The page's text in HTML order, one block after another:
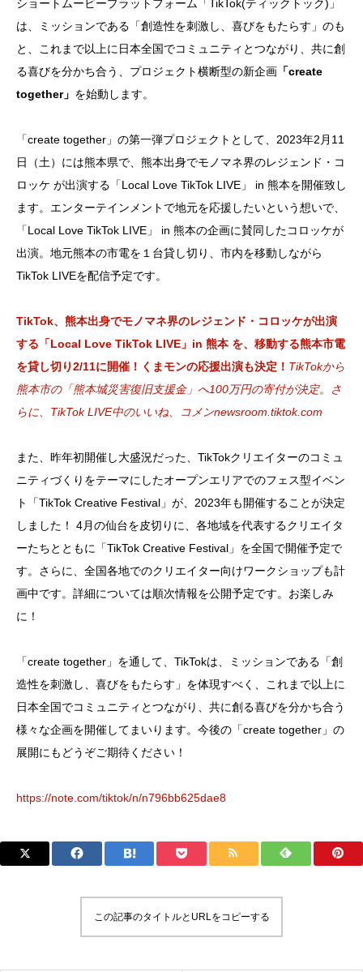
ショートムービープラットフォーム「TikTok(ティックトック)」
は、ミッションである「創造性を刺激し、喜びをもたらす」のも
と、これまで以上に日本全国でコミュニティとつながり、共に創
る喜びを分かち合う、プロジェクト横断型の新企画 「create
together」 を始動します。
「create together」の第一弾プロジェクトとして、2023年2月11
日（土）には熊本県で、熊本出身でモノマネ界のレジェンド・コ
ロッケ が出演する「Local Love TikTok LIVE」 in 熊本を開催致し
ます。エンターテインメントで地元を応援したいという想いで、
「Local Love TikTok LIVE」 in 熊本の企画に賛同したコロッケが
出演。地元熊本の市電を１台貸し切り、市内を移動しながら
TikTok LIVEを配信予定です。
TikTok、熊本出身でモノマネ界のレジェンド・コロッケが出演
する「Local Love TikTok LIVE」in 熊本 を、移動する熊本市電
を貸し切り2/11に開催！くまモンの応援出演も決定！ TikTokから
熊本市の「熊本城災害復旧支援金」へ100万円の寄付が決定。さ
らに、TikTok LIVE中のいいね、コメンnewsroom.tiktok.com
また、昨年初開催し大盛況だった、TikTokクリエイターのコミュ
ニティづくりをテーマにしたオープンエリアでのフェス型イベン
ト「TikTok Creative Festival」が、2023年も開催することが決定
しました！ 4月の仙台を皮切りに、各地域を代表するクリエイタ
ーたちとともに「TikTok Creative Festival」を全国で開催予定で
す。さらに、全国各地でのクリエイター向けワークショップも計
画中です。詳細については順次情報を公開予定です。お楽しみ
に！
「create together」を通して、TikTokは、ミッションである「創
造性を刺激し、喜びをもたらす」を体現すべく、これまで以上に
日本全国でコミュニティとつながり、共に創る喜びを分かち合う
様々な企画を開催してまいります。今後の「create together」の
展開にもどうぞご期待ください！
https://note.com/tiktok/n/n796bb625dae8
この記事のタイトルとURLをコピーする